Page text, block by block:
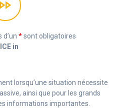
*sont obligatoires
in
lorsqu’une situation nécessite
ainsi que pour les grands
informations importantes.